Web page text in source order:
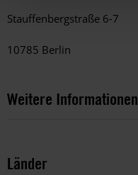
Stauffenbergstraße 6-7
10785 Berlin
Weitere Informationen
Länder